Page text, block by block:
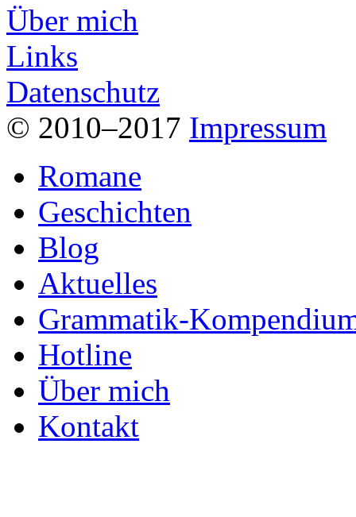
Über mich
Links
Datenschutz
© 2010–2017 Impressum
Romane
Geschichten
Blog
Aktuelles
Grammatik-
Hotline
Über mich
Kontakt